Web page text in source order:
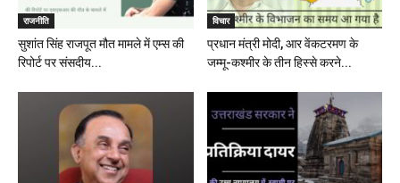
राजनीति
सुशांत सिंह राजपूत मौत मामले में एम्स की
रिपोर्ट पर संसदीय...
विचार
प्रधान मंत्री मोदी, आर वेंकटरमण के
जम्मू-कश्मीर के तीन हिस्से करने...